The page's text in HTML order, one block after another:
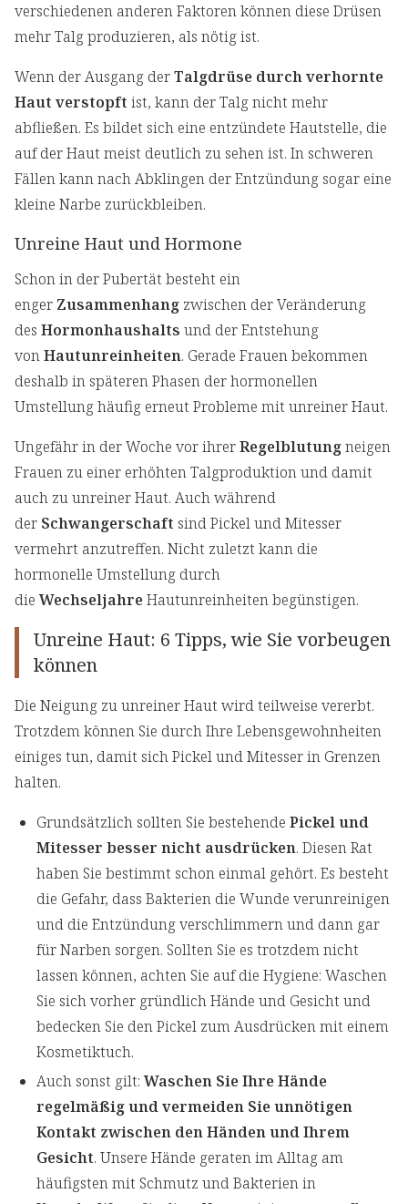
verschiedenen anderen Faktoren können diese Drüsen
mehr Talg produzieren, als nötig ist.
Wenn der Ausgang derTalgdrüse durch verhornte
Haut verstopft ist, kann der Talg nicht mehr
abfließen. Es bildet sich eine entzündete Hautstelle, die
auf der Haut meist deutlich zu sehen ist. In schweren
Fällen kann nach Abklingen der Entzündung sogar eine
kleine Narbe zurückbleiben.
Unreine Haut und Hormone
Schon in der Pubertät besteht ein
enger Zusammenhang zwischen der Veränderung
des Hormonhaushalts und der Entstehung
vonHautunreinheiten. Gerade Frauen bekommen
deshalb in späteren Phasen der hormonellen
Umstellung häufig erneut Probleme mit unreiner Haut.
Ungefähr in der Woche vor ihrerRegelblutungneigen
Frauen zu einer erhöhten Talgproduktion und damit
auch zu unreiner Haut. Auch während
der Schwangerschaft sind Pickel und Mitesser
vermehrt anzutreffen. Nicht zuletzt kann die
hormonelle Umstellung durch
dieWechseljahreHautunreinheiten begünstigen.
Unreine Haut: 6 Tipps, wie Sie vorbeugen
können
Die Neigung zu unreiner Haut wird teilweise vererbt.
Trotzdem können Sie durch Ihre Lebensgewohnheiten
einiges tun, damit sich Pickel und Mitesser in Grenzen
halten.
Grundsätzlich sollten Sie bestehende Pickel und
Mitesser besser nicht ausdrücken. Diesen Rat
haben Sie bestimmt schon einmal gehört. Es besteht
die Gefahr, dass Bakterien die Wunde verunreinigen
und die Entzündung verschlimmern und dann gar
für Narben sorgen. Sollten Sie es trotzdem nicht
lassen können, achten Sie auf die Hygiene: Waschen
Sie sich vorher gründlich Hände und Gesicht und
bedecken Sie den Pickel zum Ausdrücken mit einem
Kosmetiktuch.
Auch sonst gilt:Waschen Sie Ihre Hände
regelmäßig und vermeiden Sie unnötigen
Kontakt zwischen den Händen und Ihrem
Gesicht. Unsere Hände geraten im Alltag am
häufigsten mit Schmutz und Bakterien in